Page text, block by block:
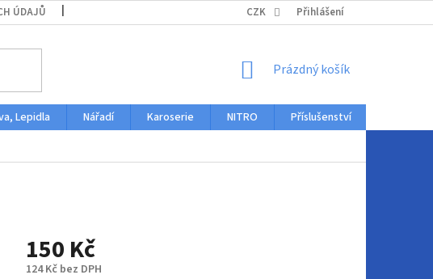
ÚDAJŮ CZK Přihlášení
NÁKUPNÍ
Prázdný košík
Lepidla Nářadí Karoserie NITRO Příslušenství
150 Kč
124 Kč bez DPH